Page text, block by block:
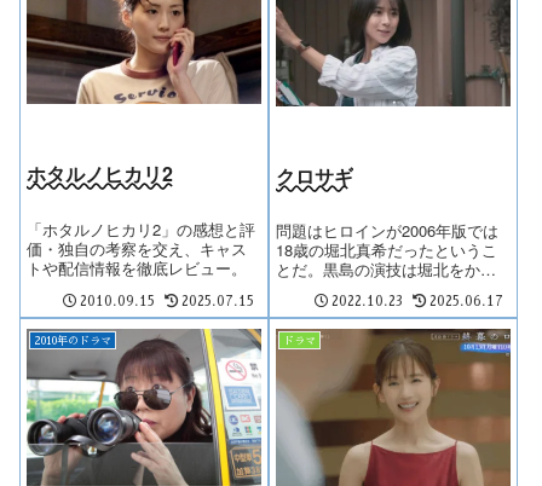
ホタルノヒカリ2
「ホタルノヒカリ2」の感想と評
価・独自の考察を交え、キャス
トや配信情報を徹底レビュー。
2010.09.15 2025.07.15
クロサギ
問題はヒロインが2006年版では
18歳の堀北真希だったというこ
とだ。黒島の演技は堀北をかな
り参照しているように見えるの
だが、堀北の不思議な眩しさ
が、2022年の美少女である黒島
には決定的に欠けている。
2022.10.23 2025.06.17
2010年のドラマ ドラマ